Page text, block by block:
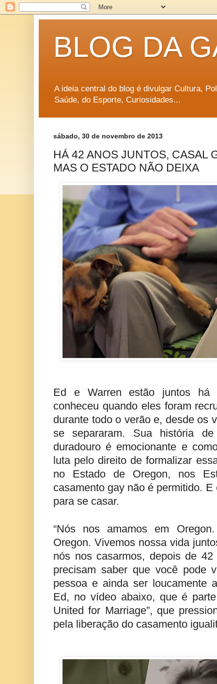
BLOG DA
A ideia central do blog é divulgar Cultura,
Saúde, do Esporte, Curiosidades...
sábado, 30 de novembro de 2013
HÁ 42 ANOS JUNTOS, CASAL
MAS O ESTADO NÃO DEIXA
Ed e Warren estão juntos
conheceu quando eles foram
durante todo o verão e, desde os
se separaram. Sua história
duradouro é emocionante e
luta pelo direito de formalizar
no Estado de Oregon, nos
casamento gay não é permitido.
para se casar.
“Nós nos amamos em
Oregon. Vivemos nossa vida
nós nos casarmos, depois de
precisam saber que você pode
pessoa e ainda ser loucamente
Ed, no vídeo abaixo, que é
United for Marriage”, que
pela liberação do casamento